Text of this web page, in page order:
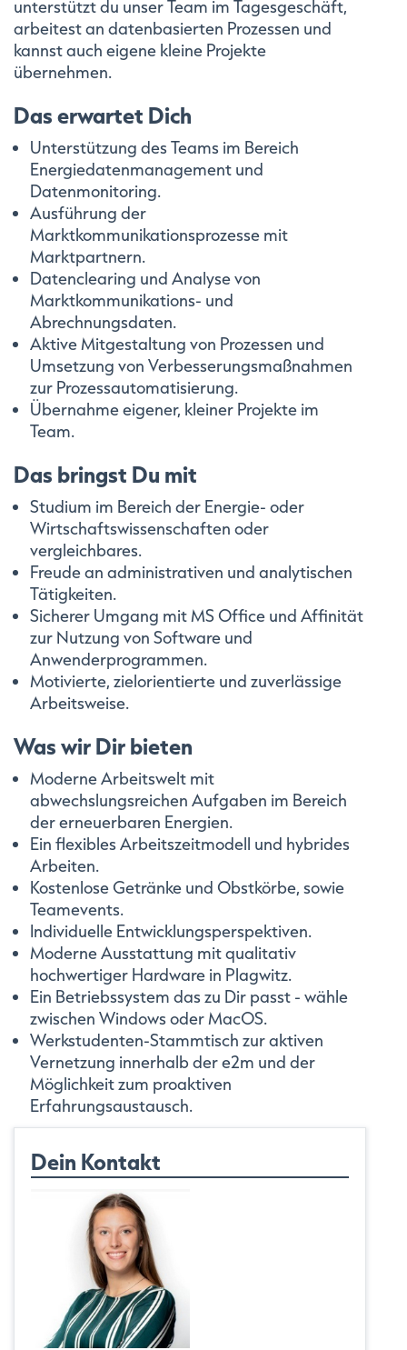
unterstützt du unser Team im Tagesgeschäft,
arbeitest an datenbasierten Prozessen und
kannst auch eigene kleine Projekte
übernehmen.
Das erwartet Dich
Unterstützung des Teams im Bereich
Energiedatenmanagement und
Datenmonitoring.
Ausführung der
Marktkommunikationsprozesse mit
Marktpartnern.
Datenclearing und Analyse von
Marktkommunikations- und
Abrechnungsdaten.
Aktive Mitgestaltung von Prozessen und
Umsetzung von Verbesserungsmaßnahmen
zur Prozessautomatisierung.
Übernahme eigener, kleiner Projekte im
Team.
Das bringst Du mit
Studium im Bereich der Energie- oder
Wirtschaftswissenschaften oder
vergleichbares.
Freude an administrativen und analytischen
Tätigkeiten.
Sicherer Umgang mit MS Office und Affinität
zur Nutzung von Software und
Anwenderprogrammen.
Motivierte, zielorientierte und zuverlässige
Arbeitsweise.
Was wir Dir bieten
Moderne Arbeitswelt mit
abwechslungsreichen Aufgaben im Bereich
der erneuerbaren Energien.
Ein flexibles Arbeitszeitmodell und hybrides
Arbeiten.
Kostenlose Getränke und Obstkörbe, sowie
Teamevents.
Individuelle Entwicklungsperspektiven.
Moderne Ausstattung mit qualitativ
hochwertiger Hardware in Plagwitz.
Ein Betriebssystem das zu Dir passt - wähle
zwischen Windows oder MacOS.
Werkstudenten-Stammtisch zur aktiven
Vernetzung innerhalb der e2m und der
Möglichkeit zum proaktiven
Erfahrungsaustausch.
Dein Kontakt